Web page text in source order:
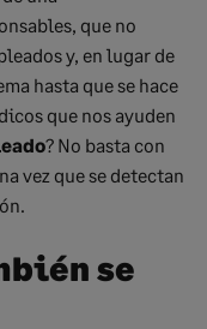
que no
y, en lugar de
hasta que se hace
que nos ayuden
? No basta con
vez que se detectan
se